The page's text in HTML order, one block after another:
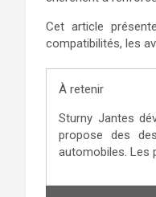
Cet article
compatibilités, les
À retenir
Sturny Jantes
propose des
automobiles. Les